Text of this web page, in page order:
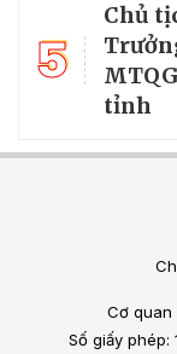
5
Chủ
tỉnh
Cơ quan
Số giấy phép: